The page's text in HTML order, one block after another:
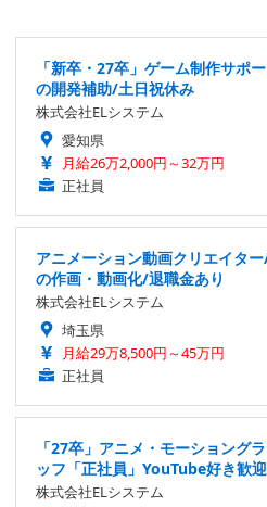
「新卒・27卒」ゲーム制作サポ
の開発補助/土日祝休み
株式会社ELシステム
愛知県
月給26万2,000円～32万円
正社員
アニメーション動画クリエイタ
の作画・動画化/退職金あり
株式会社ELシステム
埼玉県
月給29万8,500円～45万円
正社員
「27卒」アニメ・モーショング
ッフ「正社員」YouTube好き歓
株式会社ELシステム